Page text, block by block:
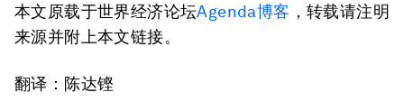
本文原载于世界经济论坛Agenda博客 ，转载请注明
来源并附上本文链接。
翻译：陈达铿